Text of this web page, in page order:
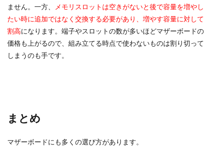
ません。一方、
メモリスロットは空きがないと後で容量を増やし
たい時に追加ではなく交換する必要があり、増やす容量に対して
割高になります。端子やスロットの数が多いほどマザーボードの
価格も上がるので、組み立てる時点で使わないものは割り切って
しまうのも手です。
まとめ
マザーボードにも多くの選び方があります。